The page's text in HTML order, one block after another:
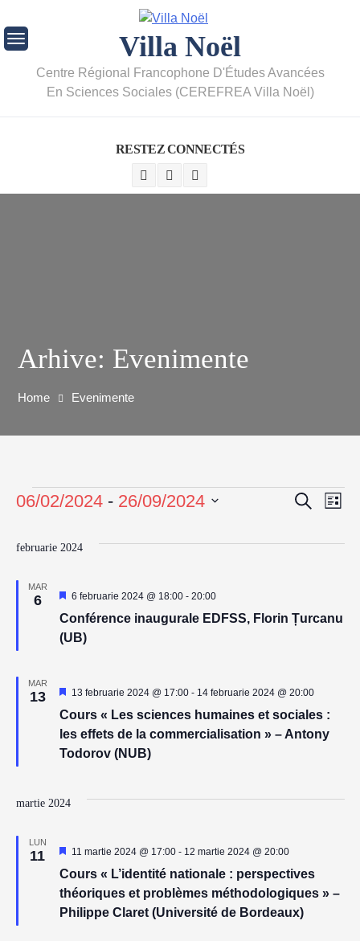
Villa Noël
Centre Régional Francophone D'Études Avancées
En Sciences Sociales (CEREFREA Villa Noël)
RESTEZ CONNECTÉS
Arhive: Evenimente
Home Evenimente
în
și
Caută
în
Listă
06/02/2024 - 26/09/2024
data.
februarie 2024
MAR
6
Conférence inaugurale EDFSS, Florin Țurcanu
(UB)
Reprezentativ
6 februarie 2024 @ 18:00- 20:00
MAR
13
Cours « Les sciences humaines et sociales :
les effets de la commercialisation » – Antony
Todorov (NUB)
Reprezentativ
13 februarie 2024 @ 17:00- 14 februarie 2024 @ 20:00
martie 2024
LUN
11
Cours « L’identité nationale : perspectives
théoriques et problèmes méthodologiques » –
Philippe Claret (Université de Bordeaux)
Reprezentativ
11 martie 2024 @ 17:00- 12 martie 2024 @ 20:00